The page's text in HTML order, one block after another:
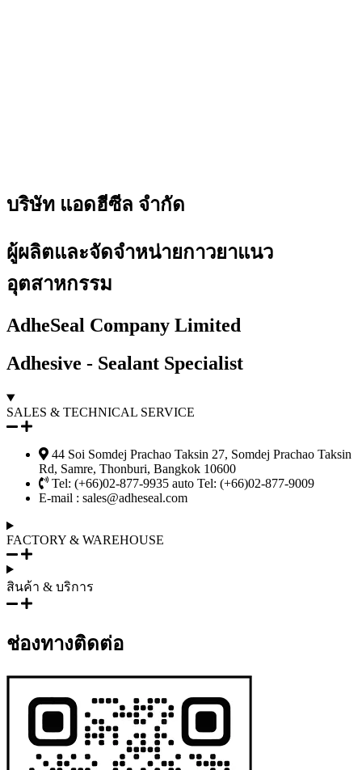
บริษัท แอดฮีซีล จำกัด
ผู้ผลิตและจัดจำหน่ายกาวยาแนว
อุตสาหกรรม
AdheSeal Company Limited
Adhesive - Sealant Specialist
SALES & TECHNICAL SERVICE
44 Soi Somdej Prachao Taksin 27, Somdej Prachao Taksin
Rd, Samre, Thonburi, Bangkok 10600
Tel: (+66)02-877-9935 auto Tel: (+66)02-877-9009
E-mail : sales@adheseal.com
FACTORY & WAREHOUSE
สินค้า & บริการ
ช่องทางติดต่อ